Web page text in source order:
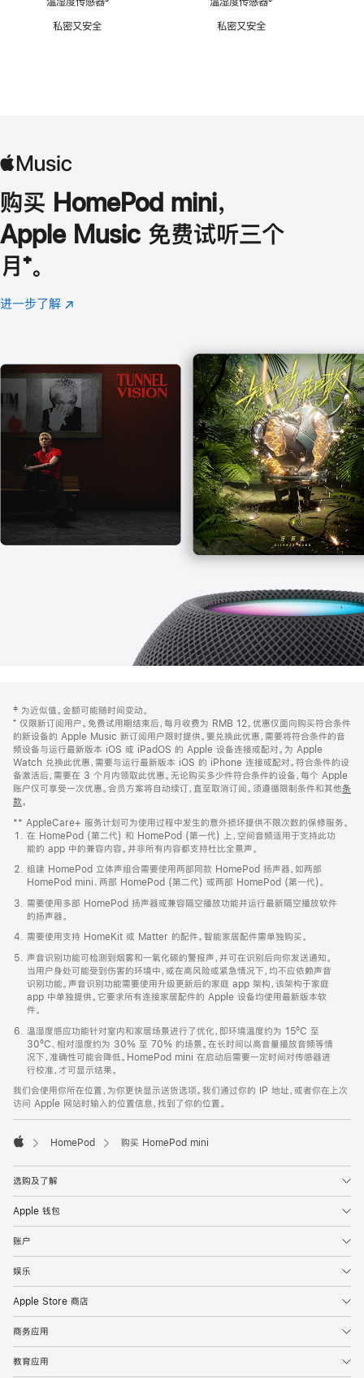
私密又安全 私密又安全
购买 HomePod mini，
Apple Music 免费试听三个
月 脚
注
⁺。
进一步了解 Apple
(在
口
中
打
开)
页
页
脚
注
‡ 为近似值。金额可能随时间变动。
⁺ 仅限新订阅用户。免费试用期结束后，每月收费为 RMB 12。优惠仅面向购买符合条件
的新设备的 Apple Music 新订阅用户限时提供。要兑换此优惠，需要将符合条件的音
频设备与运行最新版本 iOS 或 iPadOS 的 Apple 设备连接或配对。为 Apple
Watch 兑换此优惠，需要与运行最新版本 iOS 的 iPhone 连接或配对。符合条件的设
备激活后，需要在 3 个月内领取此优惠。无论购买多少件符合条件的设备，每个 Apple
账户仅可享受一次优惠。会员方案将自动续订，直至取消订阅。须遵循限制条件和其他条
款。
窗
口
中
打
开)
** AppleCare+ 服务计划可为使用过程中发生的意外损坏提供不限次数的保修服务。
在 HomePod (第二代) 和 HomePod (第一代) 上，空间音频适用于支持此功
能的 app 中的兼容内容。并非所有内容都支持杜比全景声。
组建 HomePod 立体声组合需要使用两部同款 HomePod 扬声器，如两部
HomePod mini、两部 HomePod (第二代) 或两部 HomePod (第一代)。
需要使用多部 HomePod 扬声器或兼容隔空播放功能并运行最新隔空播放软件
的扬声器。
需要使用支持 HomeKit 或 Matter 的配件。智能家居配件需单独购买。
声音识别功能可检测到烟雾和一氧化碳的警报声，并可在识别后向你发送通知。
当用户身处可能受到伤害的环境中，或在高风险或紧急情况下，均不应依赖声音
识别功能。声音识别功能需要使用升级更新后的家庭 app 架构，该架构于家庭
app 中单独提供。它要求所有连接家居配件的 Apple 设备均使用最新版本软
件。
温湿度感应功能针对室内和家居场景进行了优化，即环境温度约为 15ºC 至
30ºC、相对湿度约为 30% 至 70% 的场景。在长时间以高音量播放音频等情
况下，准确性可能会降低。HomePod mini 在启动后需要一定时间对传感器进
行校准，才可显示结果。
我们会使用你所在位置，为你更快显示送货选项。我们通过你的 IP 地址，或者你在上次
访问 Apple 网站时输入的位置信息，找到了你的位置。
HomePod 购买 HomePod mini
选购及了解
Apple 钱包
账户
娱乐
Apple Store 商店
商务应用
教育应用